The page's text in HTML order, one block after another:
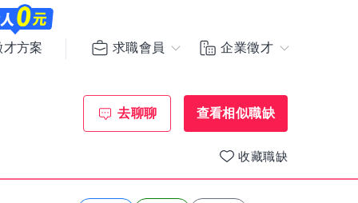
才方案 求職會員 企業徵才
去聊聊 查看相似職缺
收藏職缺